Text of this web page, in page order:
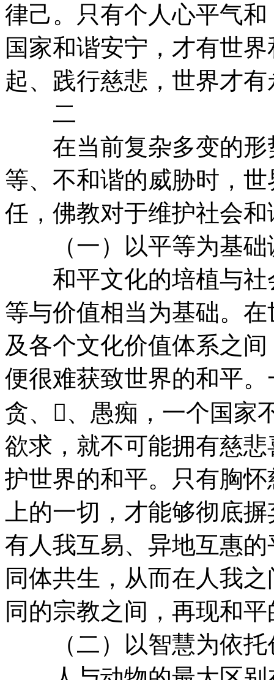
律己。只有个人心平气
国家和谐安宁，才有世
起、践行慈悲，世界才
二
在当前复杂多变的形
等、不和谐的威胁时，
任，佛教对于维护社会
（一）以平等为基础
和平文化的培植与社
等与价值相当为基础。
及各个文化价值体系之
便很难获致世界的和平
贪、、愚痴，一个国家
欲求，就不可能拥有慈
护世界的和平。只有胸
上的一切，才能够彻底
有人我互易、异地互惠
同体共生，从而在人我
同的宗教之间，再现和
（二）以智慧为依托